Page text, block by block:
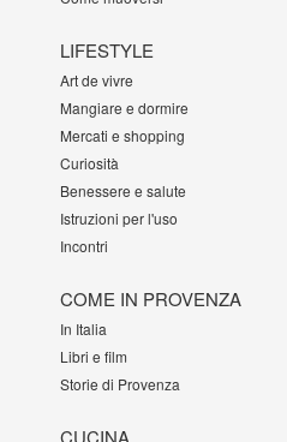
LIFESTYLE
Art de vivre
Mangiare e dormire
Mercati e shopping
Curiosità
Benessere e salute
Istruzioni per l'uso
Incontri
COME IN PROVENZA
In Italia
Libri e film
Storie di Provenza